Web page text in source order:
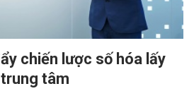
chiến lược số hóa lấy
tâm